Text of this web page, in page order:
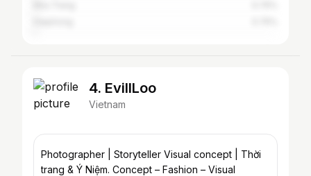
4. EvillLoo
Vietnam
Photographer | Storyteller Visual concept | Thời
trang & Ý Niệm. Concept – Fashion – Visual